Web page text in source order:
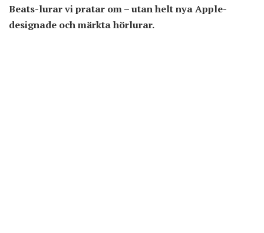
Beats-lurar vi pratar om – utan helt nya Apple-
designade och märkta hörlurar.